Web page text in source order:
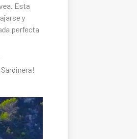
Esta
y
perfecta